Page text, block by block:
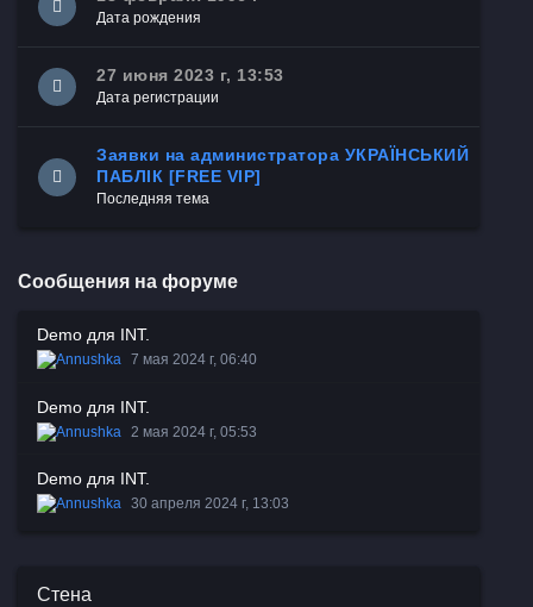
Дата рождения
27 июня 2023 г, 13:53
Дата регистрации
Заявки на администратора УКРАЇНСЬКИЙ
ПАБЛІК [FREE VIP]
Последняя тема
Сообщения на форуме
Demo для INT.
7 мая 2024 г, 06:40
Demo для INT.
2 мая 2024 г, 05:53
Demo для INT.
30 апреля 2024 г, 13:03
Стена